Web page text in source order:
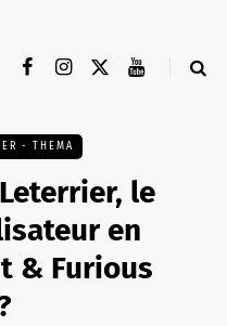
- THEMA
le
en
& Furious